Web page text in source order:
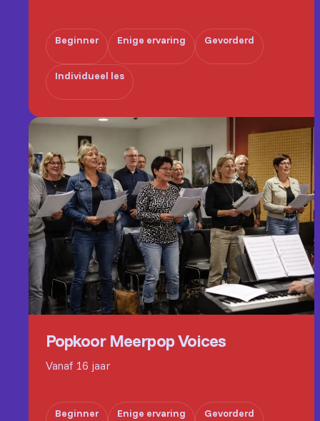
Beginner Enige ervaring Gevorderd
Individueel les
Popkoor Meerpop Voices
Vanaf 16 jaar
Beginner Enige ervaring Gevorderd